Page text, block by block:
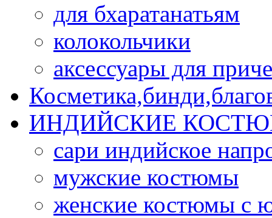
для бхаратанатьям
колокольчики
аксессуары для
ИНДИЙСКИЕ
сари индийское
мужские костюмы
женские костюмы с